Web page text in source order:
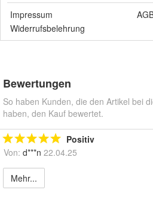
Impressum
Widerrufsbelehrung
Bewertungen
So haben Kunden, die den Artikel bei
haben, den Kauf bewertet.
Positiv
Von: d***n 22.04.25
Mehr...